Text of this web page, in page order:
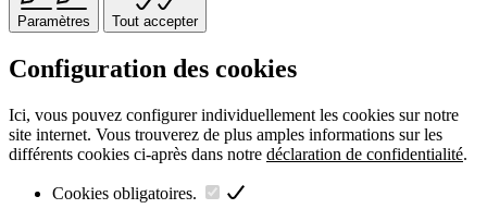
Paramètres Tout accepter
Configuration des cookies
Ici, vous pouvez configurer individuellement les cookies sur notre
site internet. Vous trouverez de plus amples informations sur les
différents cookies ci-après dans notre déclaration de confidentialité.
Cookies obligatoires.